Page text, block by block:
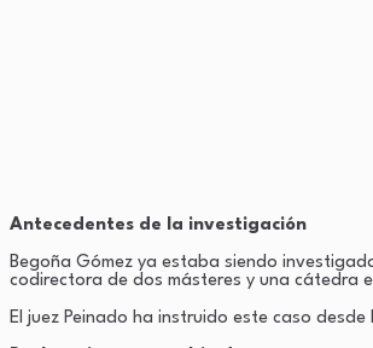
Antecedentes de la investigación
Begoña Gómez ya estaba siendo
codirectora de dos másteres y una cátedra
El juez Peinado ha instruido este caso desde